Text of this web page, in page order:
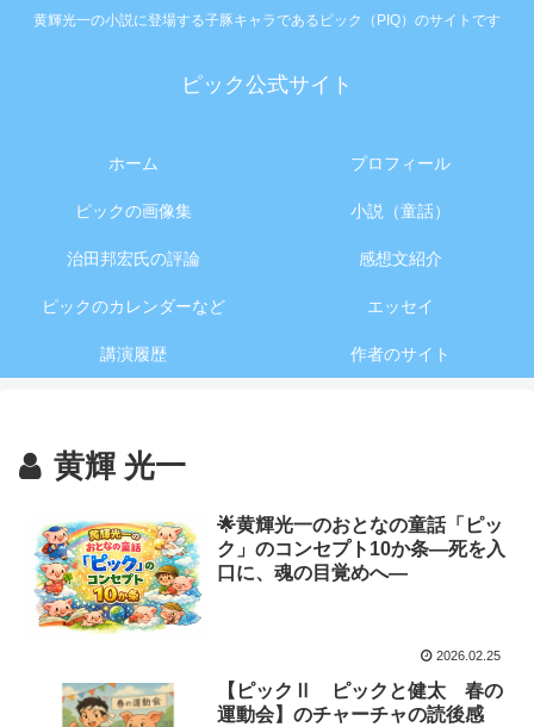
黄輝光一の小説に登場する子豚キャラであるピック（PIQ）のサイトです
ピック公式サイト
ホーム プロフィール
ピックの画像集 小説（童話）
治田邦宏氏の評論 感想文紹介
ピックのカレンダーなど エッセイ
講演履歴 作者のサイト
黄輝 光一
🌟黄輝光一のおとなの童話「ピッ
ク」のコンセプト10か条―死を入
口に、魂の目覚めへ―
2026.02.25
【ピックⅡ ピックと健太 春の
運動会】のチャーチャの読後感